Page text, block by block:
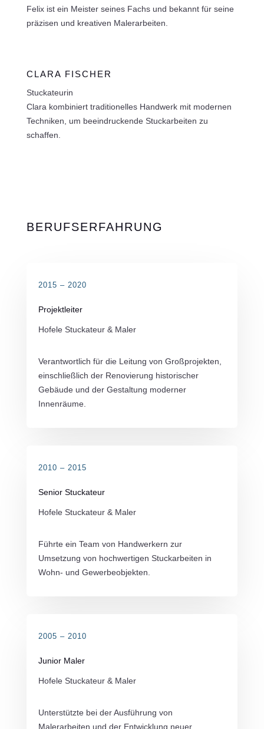
Felix ist ein Meister seines Fachs und bekannt für seine
präzisen und kreativen Malerarbeiten.
CLARA FISCHER
Stuckateurin
Clara kombiniert traditionelles Handwerk mit modernen
Techniken, um beeindruckende Stuckarbeiten zu
schaffen.
BERUFSERFAHRUNG
2015 – 2020
Projektleiter
Hofele Stuckateur & Maler
Verantwortlich für die Leitung von Großprojekten,
einschließlich der Renovierung historischer
Gebäude und der Gestaltung moderner
Innenräume.
2010 – 2015
Senior Stuckateur
Hofele Stuckateur & Maler
Führte ein Team von Handwerkern zur
Umsetzung von hochwertigen Stuckarbeiten in
Wohn- und Gewerbeobjekten.
2005 – 2010
Junior Maler
Hofele Stuckateur & Maler
Unterstützte bei der Ausführung von
Malerarbeiten und der Entwicklung neuer